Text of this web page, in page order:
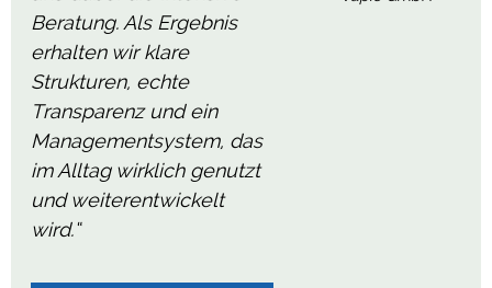
Beratung. Als Ergebnis
erhalten wir klare
Strukturen, echte
Transparenz und ein
Managementsystem, das
im Alltag wirklich genutzt
und weiterentwickelt
wird.“